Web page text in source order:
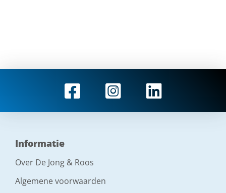
Informatie
Over De Jong & Roos
Algemene voorwaarden